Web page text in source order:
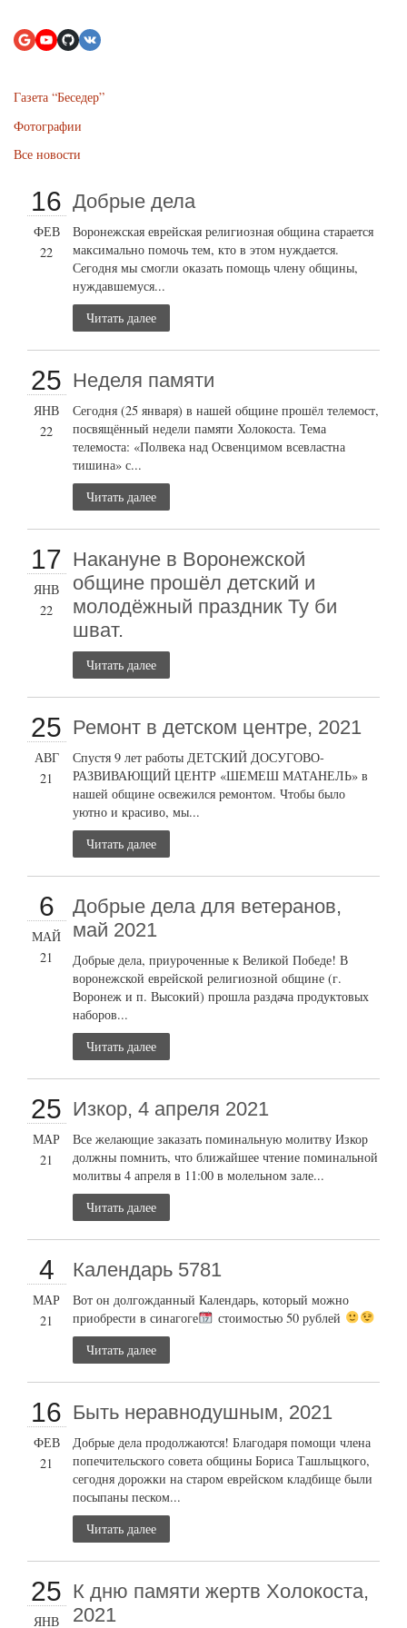
Газета “Беседер”
Фотографии
Все новости
16
ФЕВ
22
Добрые дела
Воронежская еврейская религиозная община старается
максимально помочь тем, кто в этом нуждается.
Сегодня мы смогли оказать помощь члену общины,
нуждавшемуся...
Читать далее
25
ЯНВ
22
Неделя памяти
Сегодня (25 января) в нашей общине прошёл телемост,
посвящённый недели памяти Холокоста. Тема
телемоста: «Полвека над Освенцимом всевластна
тишина» с...
Читать далее
17
ЯНВ
22
Накануне в Воронежской
общине прошёл детский и
молодёжный праздник Ту би
шват.
Читать далее
25
АВГ
21
Ремонт в детском центре, 2021
Спустя 9 лет работы ДЕТСКИЙ ДОСУГОВО-
РАЗВИВАЮЩИЙ ЦЕНТР «ШЕМЕШ МАТАНЕЛЬ» в
нашей общине освежился ремонтом. Чтобы было
уютно и красиво, мы...
Читать далее
6
МАЙ
21
Добрые дела для ветеранов,
май 2021
Добрые дела, приуроченные к Великой Победе! В
воронежской еврейской религиозной общине (г.
Воронеж и п. Высокий) прошла раздача продуктовых
наборов...
Читать далее
25
МАР
21
Изкор, 4 апреля 2021
Все желающие заказать поминальную молитву Изкор
должны помнить, что ближайшее чтение поминальной
молитвы 4 апреля в 11:00 в молельном зале...
Читать далее
4
МАР
21
Календарь 5781
Вот он долгожданный Календарь, который можно
приобрести в синагоге
стоимостью 50 рублей
Читать далее
16
ФЕВ
21
Быть неравнодушным, 2021
Добрые дела продолжаются! Благодаря помощи члена
попечительского совета общины Бориса Ташлыцкого,
сегодня дорожки на старом еврейском кладбище были
посыпаны песком...
Читать далее
25
ЯНВ
К дню памяти жертв Холокоста,
2021